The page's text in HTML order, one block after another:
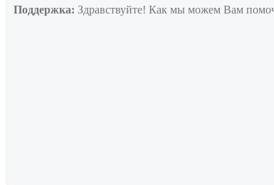
Поддержка: Здравствуйте! Как мы можем Вам